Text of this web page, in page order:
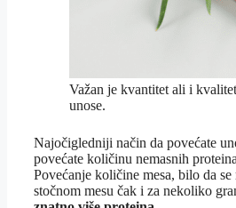
Važan je kvantitet ali i
unose.
Najočigledniji način da povećate
povećate količinu nemasnih
Povećanje količine mesa, bilo da
stočnom mesu čak i za nekoliko